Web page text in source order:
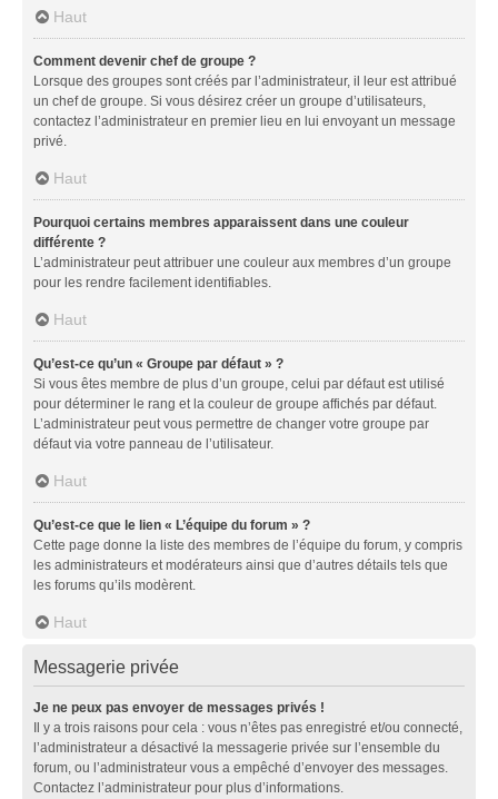
Haut
Comment devenir chef de groupe ?
Lorsque des groupes sont créés par l’administrateur, il leur est attribué
un chef de groupe. Si vous désirez créer un groupe d’utilisateurs,
contactez l’administrateur en premier lieu en lui envoyant un message
privé.
Haut
Pourquoi certains membres apparaissent dans une couleur
différente ?
L’administrateur peut attribuer une couleur aux membres d’un groupe
pour les rendre facilement identifiables.
Haut
Qu’est-ce qu’un « Groupe par défaut » ?
Si vous êtes membre de plus d’un groupe, celui par défaut est utilisé
pour déterminer le rang et la couleur de groupe affichés par défaut.
L’administrateur peut vous permettre de changer votre groupe par
défaut via votre panneau de l’utilisateur.
Haut
Qu’est-ce que le lien « L’équipe du forum » ?
Cette page donne la liste des membres de l’équipe du forum, y compris
les administrateurs et modérateurs ainsi que d’autres détails tels que
les forums qu’ils modèrent.
Haut
Messagerie privée
Je ne peux pas envoyer de messages privés !
Il y a trois raisons pour cela : vous n’êtes pas enregistré et/ou connecté,
l’administrateur a désactivé la messagerie privée sur l’ensemble du
forum, ou l’administrateur vous a empêché d’envoyer des messages.
Contactez l’administrateur pour plus d’informations.